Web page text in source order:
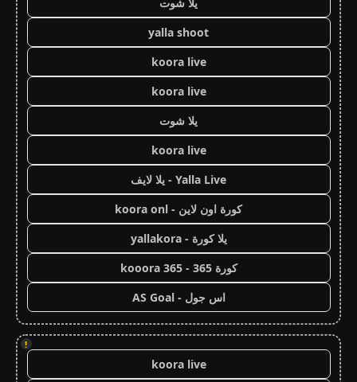
yalla shoot
koora live
koora live
يلا شوت
koora live
Yalla Live - يلا لايف
كورة اون لاين - koora onl
يلا كورة - yallakora
كورة 365 - kooora 365
اس جول - AS Goal
!
koora live